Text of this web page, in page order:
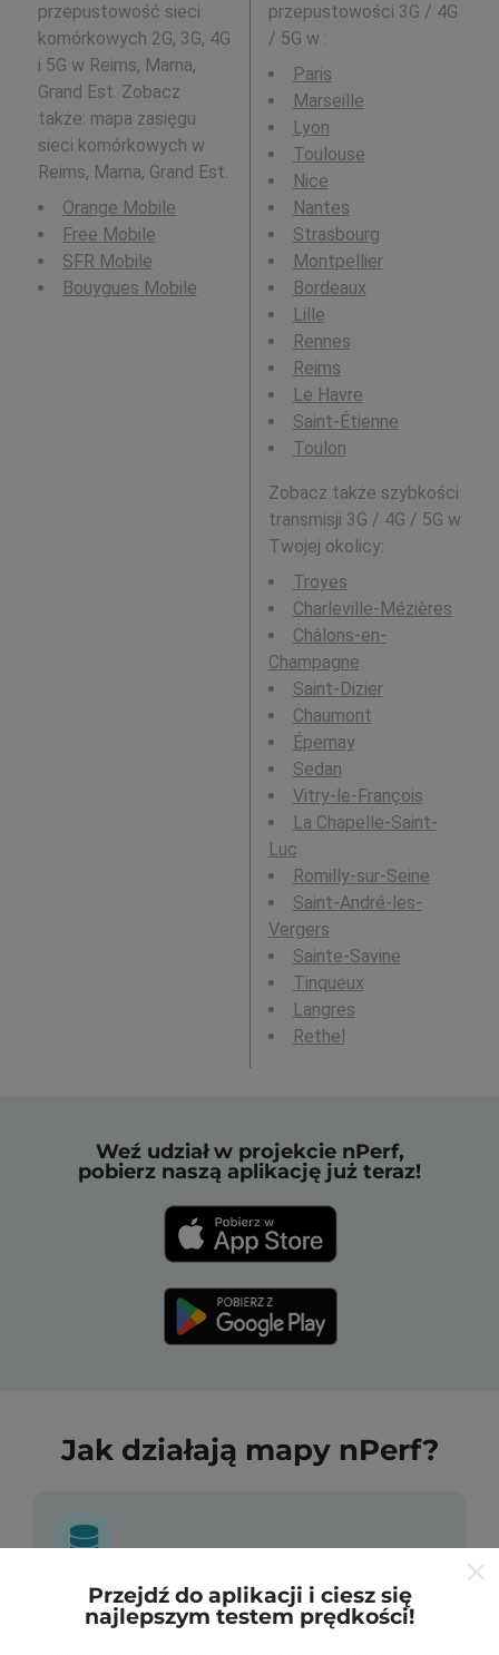
przepustowość sieci
komórkowych 2G, 3G, 4G
i 5G w Reims, Marna,
Grand Est. Zobacz
także: mapa zasięgu
sieci komórkowych w
Reims, Marna, Grand Est.
Orange Mobile
Free Mobile
SFR Mobile
Bouygues Mobile
przepustowości 3G / 4G
/ 5G w :
Paris
Marseille
Lyon
Toulouse
Nice
Nantes
Strasbourg
Montpellier
Bordeaux
Lille
Rennes
Reims
Le Havre
Saint-Étienne
Toulon
Zobacz także szybkości
transmisji 3G / 4G / 5G w
Twojej okolicy:
Troyes
Charleville-Mézières
Châlons-en-
Champagne
Saint-Dizier
Chaumont
Épernay
Sedan
Vitry-le-François
La Chapelle-Saint-
Luc
Romilly-sur-Seine
Saint-André-les-
Vergers
Sainte-Savine
Tinqueux
Langres
Rethel
Weź udział w projekcie nPerf,
pobierz naszą aplikację już teraz!
Jak działają mapy nPerf?
Skąd pochodzą dane?
Przejdź do aplikacji i ciesz się
najlepszym testem prędkości!